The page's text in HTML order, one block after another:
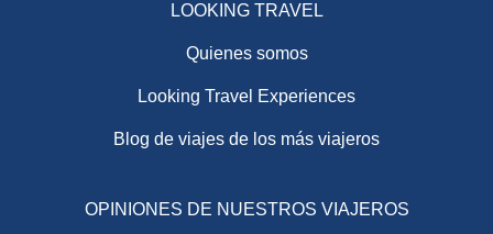
LOOKING TRAVEL
Quienes somos
Looking Travel Experiences
Blog de viajes de los más viajeros
OPINIONES DE NUESTROS VIAJEROS